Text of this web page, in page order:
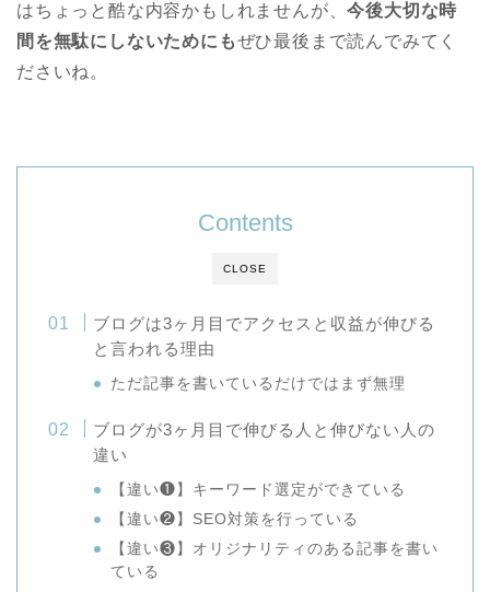
はちょっと酷な内容かもしれませんが、今後大切な時
間を無駄にしないためにもぜひ最後まで読んでみてく
ださいね。
CLOSE
Contents
ブログは3ヶ月目でアクセスと収益が伸びる
と言われる理由
ただ記事を書いているだけではまず無理
ブログが3ヶ月目で伸びる人と伸びない人の
違い
【違い❶】キーワード選定ができている
【違い❷】SEO対策を行っている
【違い❸】オリジナリティのある記事を書い
ている